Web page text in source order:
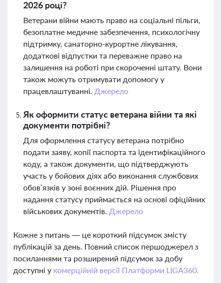
2026 році?
Ветерани війни мають право на соціальні пільги,
безоплатне медичне забезпечення, психологічну
підтримку, санаторно-курортне лікування,
додаткові відпустки та переважне право на
залишення на роботі при скороченні штату. Вони
також можуть отримувати допомогу у
працевлаштуванні. Джерело
Як оформити статус ветерана війни та які
документи потрібні?
Для оформлення статусу ветерана потрібно
подати заяву, копії паспорта та ідентифікаційного
коду, а також документи, що підтверджують
участь у бойових діях або виконання службових
обов’язків у зоні воєнних дій. Рішення про
надання статусу приймається на основі офіційних
військових документів. Джерело
Кожне з питань — це короткий підсумок змісту
публікацій за день. Повний список першоджерел з
посиланнями та розширений підсумок за добу
доступні у комерційній версії Платформи LIGA360.